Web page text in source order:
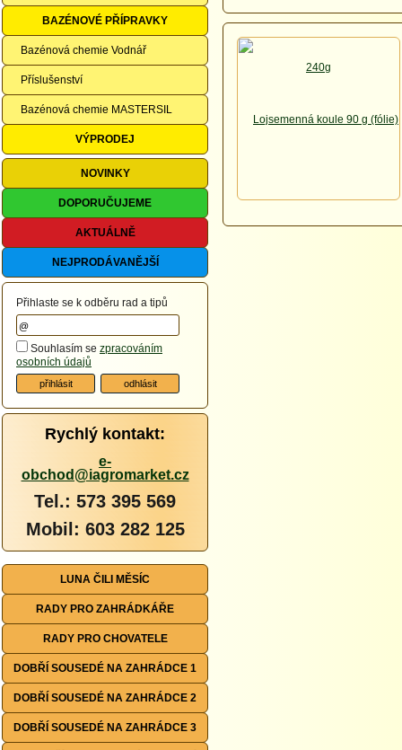
BAZÉNOVÉ PŘÍPRAVKY
Bazénová chemie Vodnář
Příslušenství
Bazénová chemie MASTERSIL
VÝPRODEJ
NOVINKY
DOPORUČUJEME
AKTUÁLNĚ
NEJPRODÁVANĚJŠÍ
Přihlaste se k odběru rad a tipů
Souhlasím se zpracováním
osobních údajů
Rychlý kontakt:
e-
obchod@iagromarket.cz
Tel.: 573 395 569
Mobil: 603 282 125
LUNA ČILI MĚSÍC
RADY PRO ZAHRÁDKÁŘE
RADY PRO CHOVATELE
DOBŘÍ SOUSEDÉ NA ZAHRÁDCE 1
DOBŘÍ SOUSEDÉ NA ZAHRÁDCE 2
DOBŘÍ SOUSEDÉ NA ZAHRÁDCE 3